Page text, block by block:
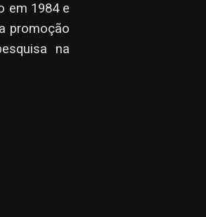
em 1984 e
promoção
na